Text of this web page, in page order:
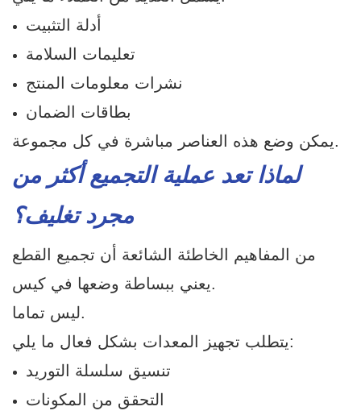
أدلة التثبيت
تعليمات السلامة
نشرات معلومات المنتج
بطاقات الضمان
يمكن وضع هذه العناصر مباشرة في كل مجموعة.
لماذا تعد عملية التجميع أكثر من
مجرد تغليف؟
من المفاهيم الخاطئة الشائعة أن تجميع القطع
يعني ببساطة وضعها في كيس.
ليس تماما.
يتطلب تجهيز المعدات بشكل فعال ما يلي:
تنسيق سلسلة التوريد
التحقق من المكونات